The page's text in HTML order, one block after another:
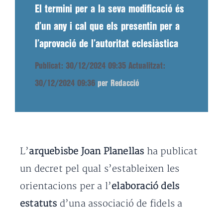
El termini per a la seva modificació és
d’un any i cal que els presentin per a
l’aprovació de l’autoritat eclesiàstica
Publicat: 30/12/2024 09:35 Actualitzat:
30/12/2024 09:36 per Redacció
L’arquebisbe Joan Planellas ha publicat
un decret pel qual s’estableixen les
orientacions per a l’elaboració dels
estatuts d’una associació de fidels a